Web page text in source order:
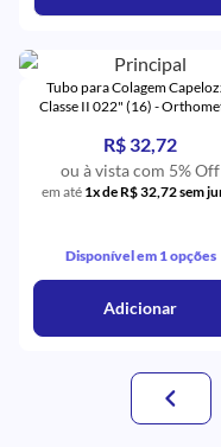
Tubo para Colagem
Classe II 022" (16) -
R$ 32,72
ou à vista com 5% Off
em até 1x de R$ 32,72 sem
Disponível em 1 opções
Adicionar